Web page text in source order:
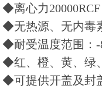
◆离心力
◆无热源、无内毒
◆耐受温度范围：
◆红、橙、黄、绿
◆可提供开盖及封